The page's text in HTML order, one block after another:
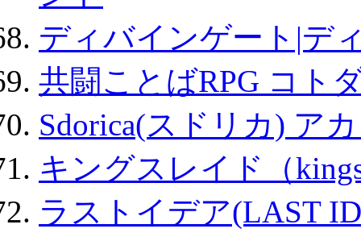
ディバインゲート|デ
共闘ことばRPG コト
Sdorica(スドリカ) ア
キングスレイド（
ラストイデア(LAST